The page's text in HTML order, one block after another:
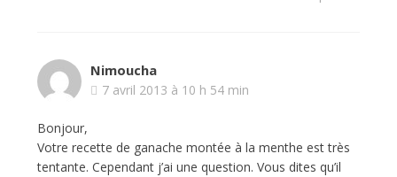
Nimoucha
7 avril 2013 à 10 h 54 min
Bonjour,
Votre recette de ganache montée à la menthe est très
tentante. Cependant j’ai une question. Vous dites qu’il